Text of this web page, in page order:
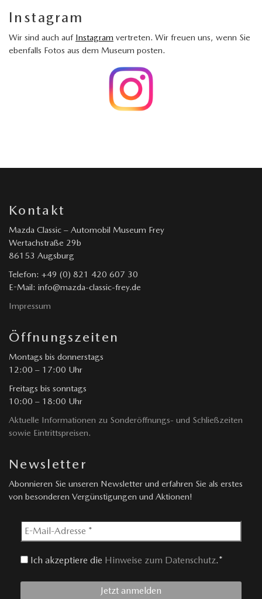
Instagram
Wir sind auch auf Instagram vertreten. Wir freuen uns, wenn Sie
ebenfalls Fotos aus dem Museum posten.
Kontakt
Mazda Classic – Automobil Museum Frey
Wertachstraße 29b
86153 Augsburg
Telefon: +49 (0) 821 420 607 30
E-Mail: info@mazda-classic-frey.de
Impressum
Öffnungszeiten
Montags bis donnerstags
12:00 – 17:00 Uhr
Freitags bis sonntags
10:00 – 18:00 Uhr
Aktuelle Informationen zu Sonderöffnungs- und Schließzeiten
sowie Eintrittspreisen.
Newsletter
Abonnieren Sie unseren Newsletter und erfahren Sie als erstes
von besonderen Vergünstigungen und Aktionen!
Ich akzeptiere die Hinweise zum Datenschutz.*